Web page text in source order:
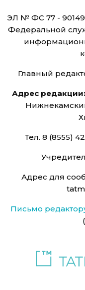
ЭЛ № ФС 77 - 90149
Федеральной
Главный
Адрес редакции:
Тел. 8 (8555)
Адрес для
Письмо